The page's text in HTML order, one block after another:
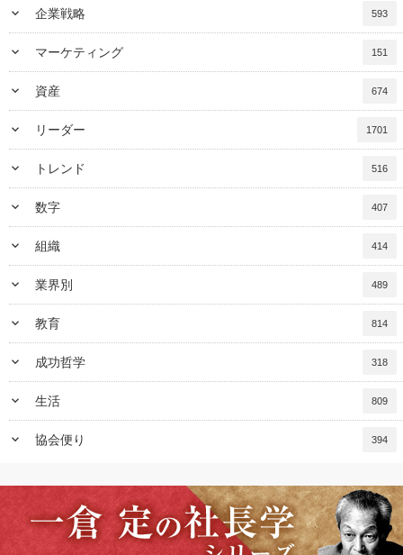
keyboard_arrow_down 企業戦略 593
keyboard_arrow_down マーケティング 151
keyboard_arrow_down 資産 674
keyboard_arrow_down リーダー 1701
keyboard_arrow_down トレンド 516
keyboard_arrow_down 数字 407
keyboard_arrow_down 組織 414
keyboard_arrow_down 業界別 489
keyboard_arrow_down 教育 814
keyboard_arrow_down 成功哲学 318
keyboard_arrow_down 生活 809
keyboard_arrow_down 協会便り 394